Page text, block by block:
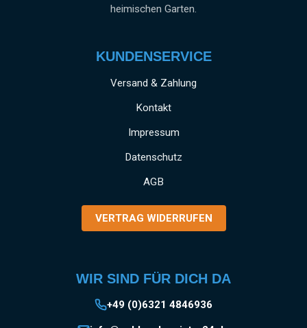
heimischen Garten.
KUNDENSERVICE
Versand & Zahlung
Kontakt
Impressum
Datenschutz
AGB
VERTRAG WIDERRUFEN
WIR SIND FÜR DICH DA
+49 (0)6321 4846936